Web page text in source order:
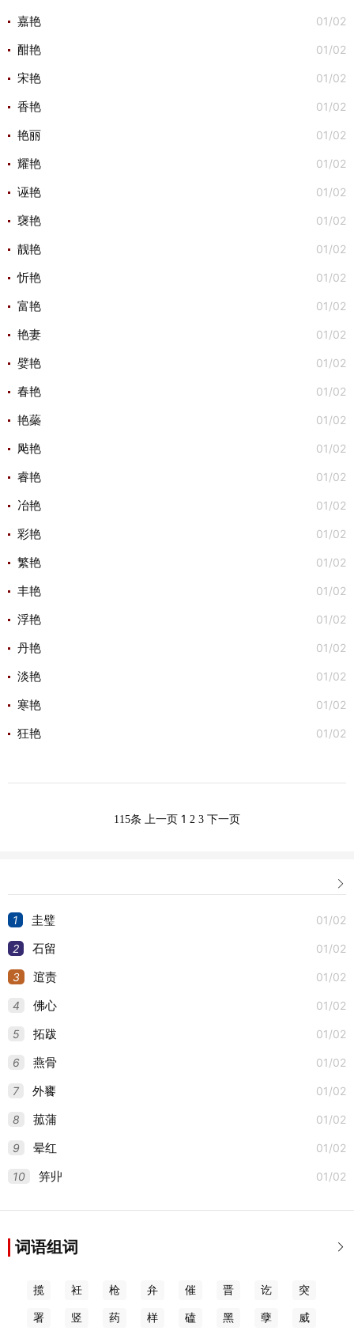
01/02
嘉艳
01/02
酣艳
01/02
宋艳
01/02
香艳
01/02
艳丽
01/02
耀艳
01/02
诬艳
01/02
襃艳
01/02
靓艳
01/02
忻艳
01/02
富艳
01/02
艳妻
01/02
嬖艳
01/02
春艳
01/02
艳蘂
01/02
飐艳
01/02
睿艳
01/02
冶艳
01/02
彩艳
01/02
繁艳
01/02
丰艳
01/02
浮艳
01/02
丹艳
01/02
淡艳
01/02
寒艳
01/02
狂艳
115条 上一页 1 2 3 下一页

1 01/02
圭璧
2 01/02
石留
3 01/02
逭责
4 01/02
佛心
5 01/02
拓跋
6 01/02
燕骨
7 01/02
外饔
8 01/02
菰蒲
9 01/02
晕红
10 01/02
笄丱

词语组词
揽 衽 枪 弁 催 晋 讫 突
署 竖 药 样 磕 黑 孽 威